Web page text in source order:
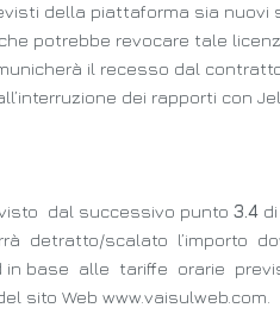
della piattaforma sia
potrebbe revocare tale
il recesso dal
dei rapporti con
dal successivo punto 3 .4
detratto/scalato l’importo
in base alle tariffe orarie
sito Web www.vaisulweb.com.